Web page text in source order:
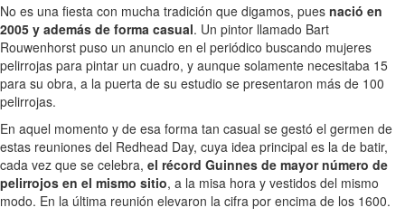
No es una fiesta con mucha tradición que digamos, pues nació en
2005 y además de forma casual. Un pintor llamado Bart
Rouwenhorst puso un anuncio en el periódico buscando mujeres
pelirrojas para pintar un cuadro, y aunque solamente necesitaba 15
para su obra, a la puerta de su estudio se presentaron más de 100
pelirrojas.
En aquel momento y de esa forma tan casual se gestó el germen de
estas reuniones del Redhead Day, cuya idea principal es la de batir,
cada vez que se celebra, el récord Guinnes de mayor número de
pelirrojos en el mismo sitio, a la misa hora y vestidos del mismo
modo. En la última reunión elevaron la cifra por encima de los 1600.